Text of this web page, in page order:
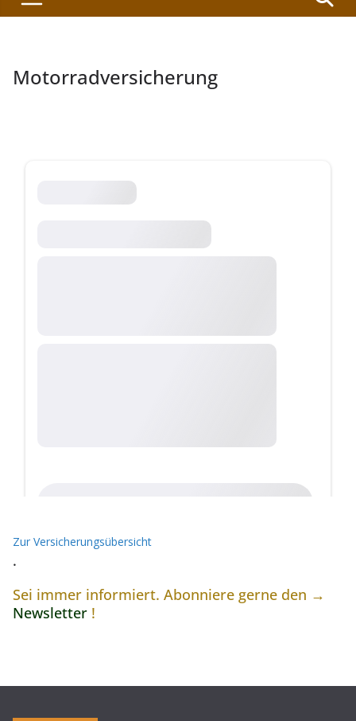
Motorradversicherung
Zur Versicherungsübersicht
.
Sei immer informiert. Abonniere gerne den →
Newsletter !